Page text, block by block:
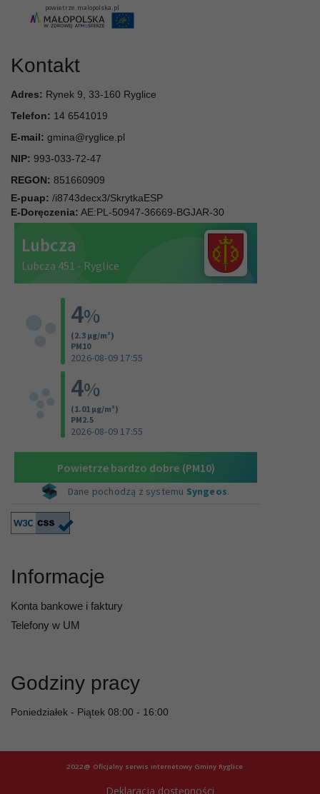
Kontakt
Adres: Rynek 9, 33-160 Ryglice
Telefon: 14 6541019
E-mail: gmina@ryglice.pl
NIP: 993-033-72-47
REGON: 851660909
E-puap: /i8743decx3/SkrytkaESP
E-Doręczenia: AE:PL-50947-36669-BGJAR-30
Informacje
Konta bankowe i faktury
Telefony w UM
Godziny pracy
Poniedziałek - Piątek 08:00 - 16:00
2022@ Oficjalny serwis internetowy Gminy Ryglice
Deklaracja dostępności